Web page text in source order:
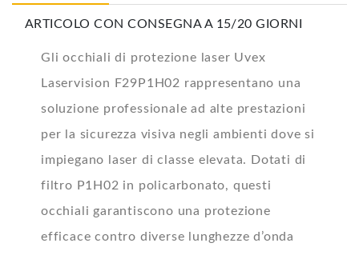
ARTICOLO CON CONSEGNA A 15/20 GIORNI
Gli occhiali di protezione laser Uvex
Laservision F29P1H02 rappresentano una
soluzione professionale ad alte prestazioni
per la sicurezza visiva negli ambienti dove si
impiegano laser di classe elevata. Dotati di
filtro P1H02 in policarbonato, questi
occhiali garantiscono una protezione
efficace contro diverse lunghezze d’onda